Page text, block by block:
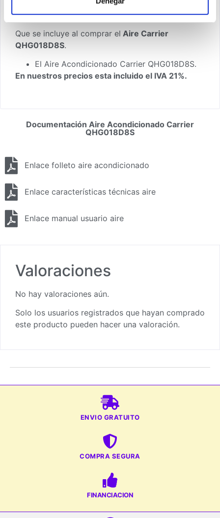
toda la Península y Baleares con los portes
gratuitos.
Que se incluye al comprar el Aire Carrier
QHG018D8S.
El Aire Acondicionado Carrier QHG018D8S.
En nuestros precios esta incluido el IVA 21%.
Documentación Aire Acondicionado Carrier
QHG018D8S
Enlace folleto aire acondicionado
Enlace características técnicas aire
Enlace manual usuario aire
Valoraciones
No hay valoraciones aún.
Solo los usuarios registrados que hayan comprado
este producto pueden hacer una valoración.
ENVIO GRATUITO
COMPRA SEGURA
FINANCIACION